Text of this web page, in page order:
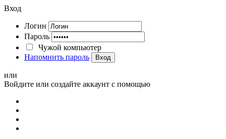
Вход
Логин
Пароль
Чужой компьютер
Напомнить пароль
Вход
или
Войдите или создайте аккаунт с помощью